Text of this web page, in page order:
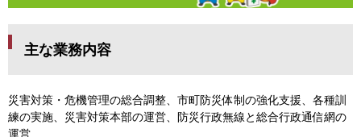
。
主な業務内容
災害対策・危機管理の総合調整、市町防災体制の強化支援、各種訓
練の実施、災害対策本部の運営、防災行政無線と総合行政通信網の
運営